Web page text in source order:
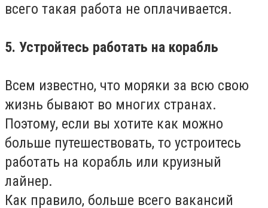
всего такая работа не оплачивается.
5. Устройтесь работать на корабль
Всем известно, что моряки за всю свою
жизнь бывают во многих странах.
Поэтому, если вы хотите как можно
больше путешествовать, то устроитесь
работать на корабль или круизный
лайнер.
Как правило, больше всего вакансий